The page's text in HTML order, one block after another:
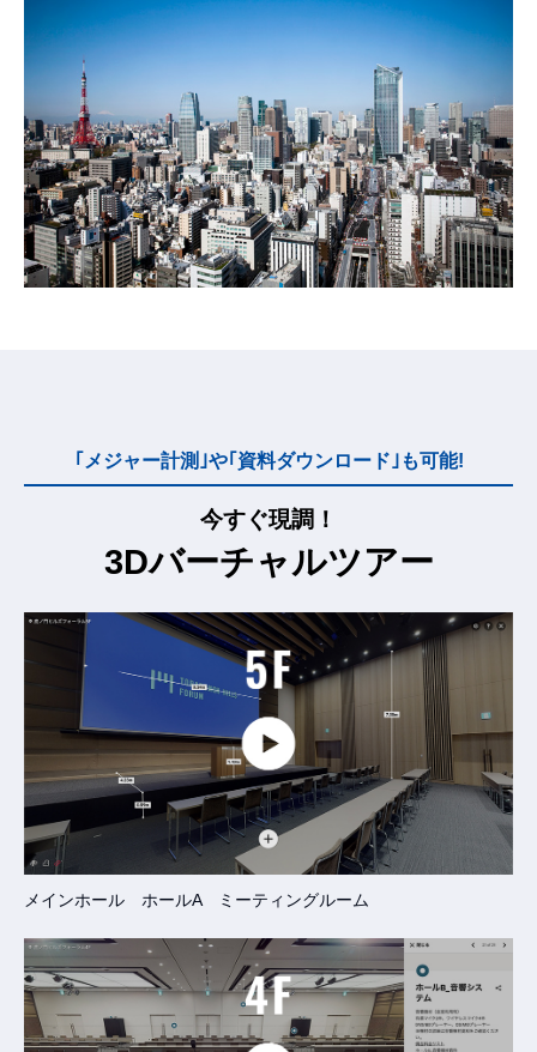
｢メジャー計測｣や｢資料ダウンロード｣も可能!
今すぐ現調！
3Dバーチャルツアー
メインホール ホールA ミーティングルーム